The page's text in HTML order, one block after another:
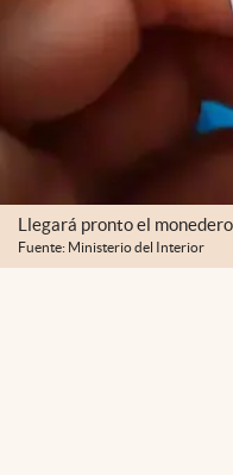
Llegará pronto el
Fuente: Ministerio del Interior